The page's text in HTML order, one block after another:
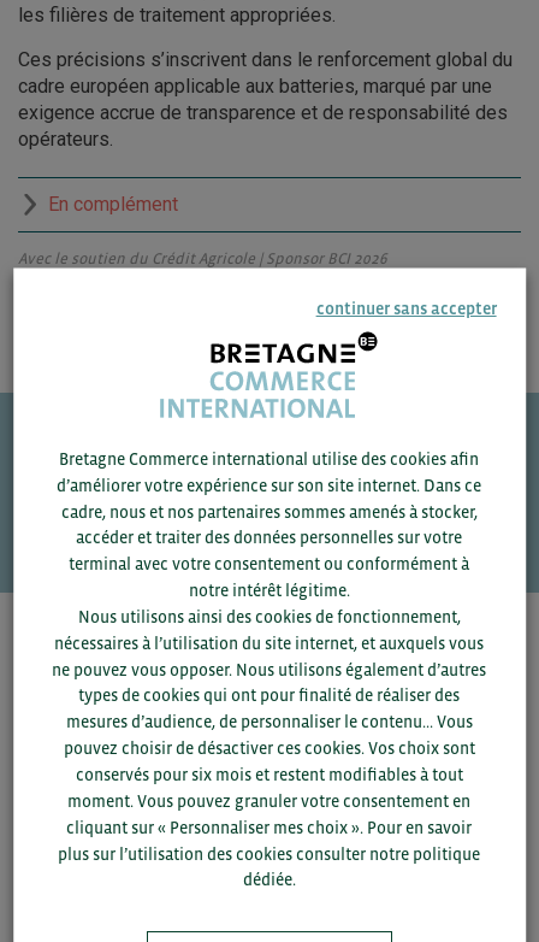
les filières de traitement appropriées.
Ces précisions s’inscrivent dans le renforcement global du
cadre européen applicable aux batteries, marqué par une
exigence accrue de transparence et de responsabilité des
opérateurs.
En complément
Avec le soutien du Crédit Agricole | Sponsor BCI 2026
Une question ?
VOS CONTACTS
Pour voir les contacts, merci de renseigner votre
département et votre secteur ou connectez-vous.
SAUVEGARDER
continuer sans accepter
Bretagne Commerce international utilise des cookies afin
d’améliorer votre expérience sur son site internet. Dans ce
cadre, nous et nos partenaires sommes amenés à stocker,
accéder et traiter des données personnelles sur votre
terminal avec votre consentement ou conformément à
notre intérêt légitime.
Nous utilisons ainsi des cookies de fonctionnement,
nécessaires à l’utilisation du site internet, et auxquels vous
ne pouvez vous opposer. Nous utilisons également d’autres
types de cookies qui ont pour finalité de réaliser des
mesures d’audience, de personnaliser le contenu... Vous
pouvez choisir de désactiver ces cookies. Vos choix sont
conservés pour six mois et restent modifiables à tout
moment. Vous pouvez granuler votre consentement en
cliquant sur « Personnaliser mes choix ». Pour en savoir
plus sur l’utilisation des cookies consulter notre politique
dédiée.